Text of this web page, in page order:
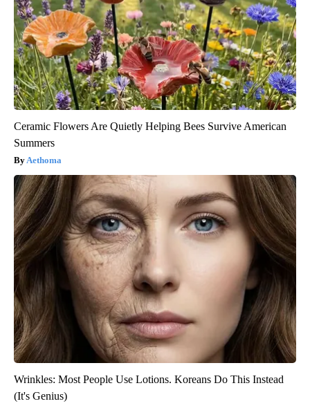
Ceramic Flowers Are Quietly Helping Bees Survive American
Summers
Aethoma
Wrinkles: Most People Use Lotions. Koreans Do This Instead
(It's Genius)